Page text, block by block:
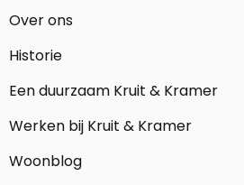
Over ons
Historie
Een duurzaam Kruit & Kramer
Werken bij Kruit & Kramer
Woonblog